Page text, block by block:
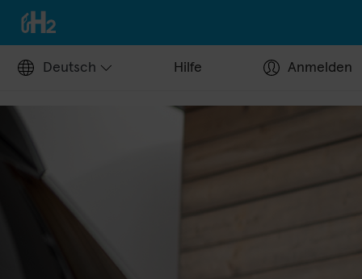
Deutsch Hilfe Anmelden